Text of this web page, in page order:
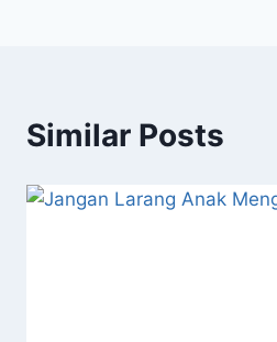
Similar Posts